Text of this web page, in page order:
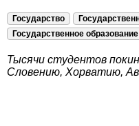
Государство
Государственное образование
Тысячи студентов
Словению, Хорватию,